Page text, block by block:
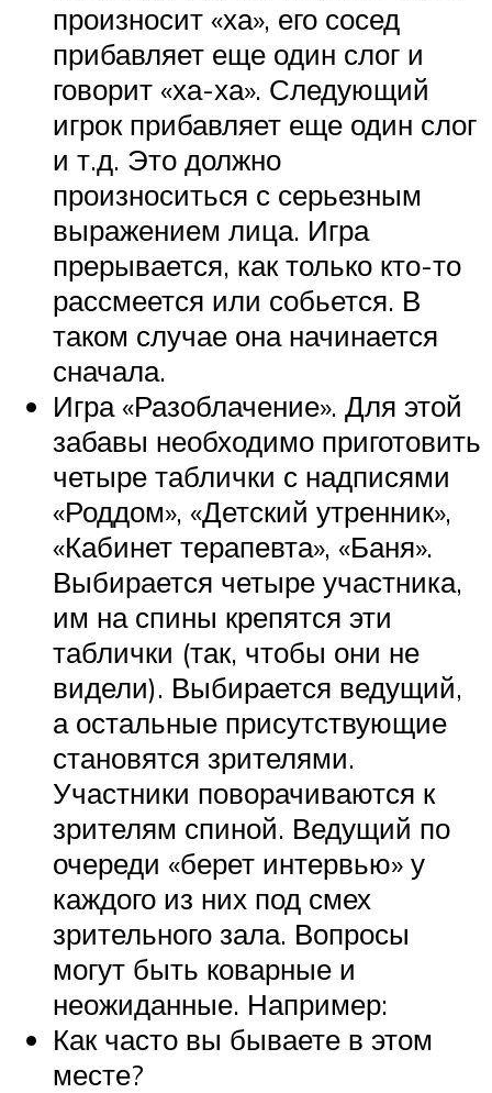
произносит «ха», его сосед
прибавляет еще один слог и
говорит «ха-ха». Следующий
игрок прибавляет еще один слог
и т.д. Это должно
произноситься с серьезным
выражением лица. Игра
прерывается, как только кто-то
рассмеется или собьется. В
таком случае она начинается
сначала.
Игра «Разоблачение». Для этой
забавы необходимо приготовить
четыре таблички с надписями
«Роддом», «Детский утренник»,
«Кабинет терапевта», «Баня».
Выбирается четыре участника,
им на спины крепятся эти
таблички (так, чтобы они не
видели). Выбирается ведущий,
а остальные присутствующие
становятся зрителями.
Участники поворачиваются к
зрителям спиной. Ведущий по
очереди «берет интервью» у
каждого из них под смех
зрительного зала. Вопросы
могут быть коварные и
неожиданные. Например:
Как часто вы бываете в этом
месте?